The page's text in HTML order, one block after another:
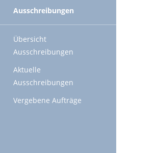
Ausschreibungen
Übersicht
Ausschreibungen
Aktuelle
Ausschreibungen
Vergebene Aufträge